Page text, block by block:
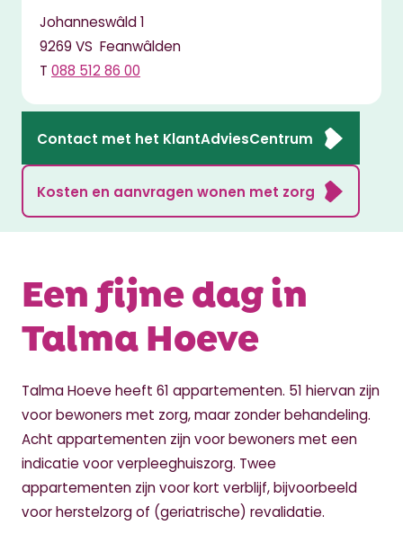
Johanneswâld 1
9269 VS Feanwâlden
T 088 512 86 00
Contact met het KlantAdviesCentrum
Kosten en aanvragen wonen met zorg
Een fijne dag in
Talma Hoeve
Talma Hoeve heeft 61 appartementen. 51 hiervan zijn
voor bewoners met zorg, maar zonder behandeling.
Acht appartementen zijn voor bewoners met een
indicatie voor verpleeghuiszorg. Twee
appartementen zijn voor kort verblijf, bijvoorbeeld
voor herstelzorg of (geriatrische) revalidatie.